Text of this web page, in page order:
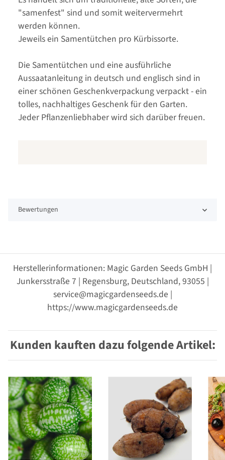
"samenfest" sind und somit weitervermehrt
werden können.
Jeweils ein Samentütchen pro Kürbissorte.
Die Samentütchen und eine ausführliche
Aussaatanleitung in deutsch und englisch sind in
einer schönen Geschenkverpackung verpackt - ein
tolles, nachhaltiges Geschenk für den Garten.
Jeder Pflanzenliebhaber wird sich darüber freuen.
Bewertungen
Herstellerinformationen: Magic Garden Seeds GmbH |
Junkersstraße 7 | Regensburg, Deutschland, 93055 |
service@magicgardenseeds.de |
https://www.magicgardenseeds.de
Kunden kauften dazu folgende Artikel: